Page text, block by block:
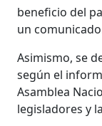
beneficio del
un
Asimismo, se
según el
Asamblea
legisladores y